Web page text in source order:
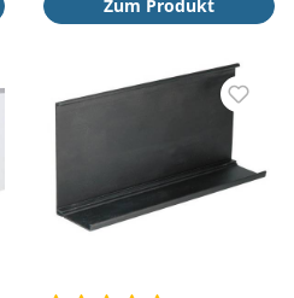
Zum Produkt